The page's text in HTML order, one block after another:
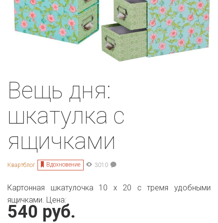
Вещь дня:
шкатулка с
ящичками
Квартблог Вдохновение 3010
Картонная шкатулочка 10 х 20 с тремя удобными
ящичками. Цена:
540 руб.